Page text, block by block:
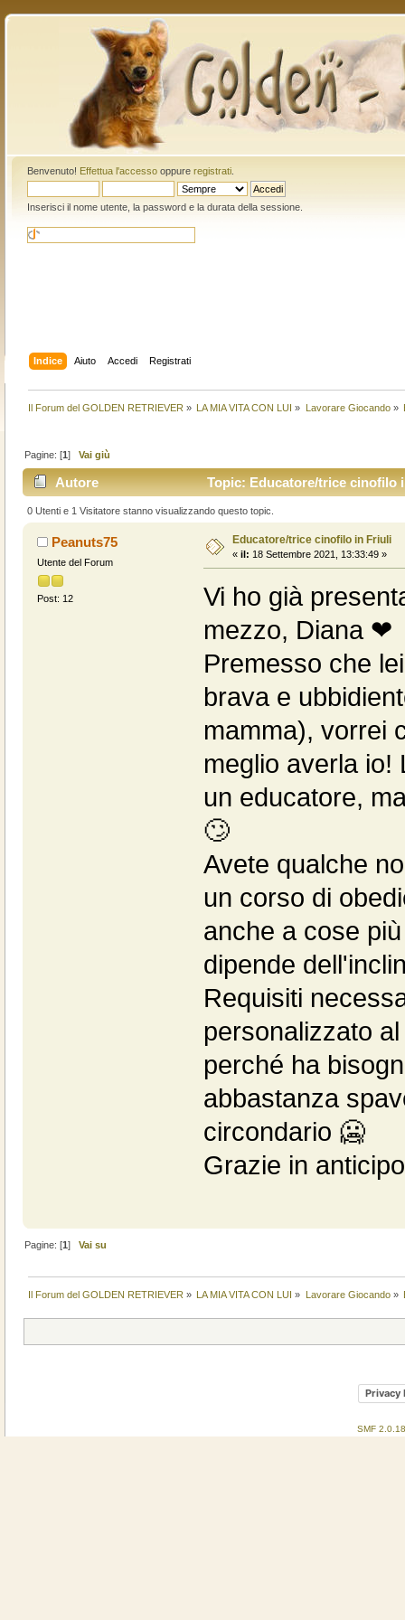
Benvenuto! Effettua l'accessooppure registrati.
Inserisci il nome utente, la password e la durata della sessione.
Indice Aiuto Accedi Registrati
Il Forum del GOLDEN RETRIEVER » LA MIA VITA CON LUI » Lavorare Giocando»
Pagine: [1]Vai giù
Autore Topic: Educatore/trice cinofilo
0 Utenti e 1 Visitatore stanno visualizzando questo topic.
Peanuts75
Utente del Forum
Post: 12
Educatore/trice cinofilo in Friuli
« il: 18 Settembre 2021, 13:33:49 »
Vi ho già
mezzo, Diana ❤
Premesso che
brava e
mamma), vorrei
meglio averla io!
un educatore,
🙄
Avete qualche
un corso di
anche a cose
dipende
Requisiti
personalizzato
perché ha
abbastanza
circondario 🥶
Grazie in
Pagine: [1]Vai su
Il Forum del GOLDEN RETRIEVER » LA MIA VITA CON LUI » Lavorare Giocando»
Privacy
SMF 2.0.18